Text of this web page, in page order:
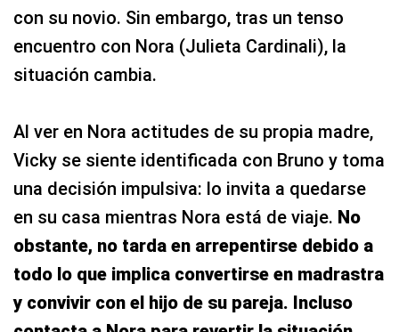
con su novio. Sin embargo, tras un tenso
encuentro con Nora (Julieta Cardinali), la
situación cambia.
Al ver en Nora actitudes de su propia madre,
Vicky se siente identificada con Bruno y toma
una decisión impulsiva: lo invita a quedarse
en su casa mientras Nora está de viaje. No
obstante, no tarda en arrepentirse debido a
todo lo que implica convertirse en madrastra
y convivir con el hijo de su pareja. Incluso